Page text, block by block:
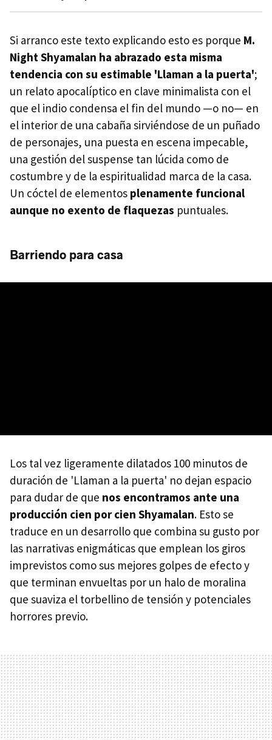
Si arranco este texto explicando esto es porque M.
Night Shyamalan ha abrazado esta misma
tendencia con su estimable 'Llaman a la puerta';
un relato apocalíptico en clave minimalista con el
que el indio condensa el fin del mundo —o no— en
el interior de una cabaña sirviéndose de un puñado
de personajes, una puesta en escena impecable,
una gestión del suspense tan lúcida como de
costumbre y de la espiritualidad marca de la casa.
Un cóctel de elementos plenamente funcional
aunque no exento de flaquezas puntuales.
Barriendo para casa
Los tal vez ligeramente dilatados 100 minutos de
duración de 'Llaman a la puerta' no dejan espacio
para dudar de que nos encontramos ante una
producción cien por cien Shyamalan. Esto se
traduce en un desarrollo que combina su gusto por
las narrativas enigmáticas que emplean los giros
imprevistos como sus mejores golpes de efecto y
que terminan envueltas por un halo de moralina
que suaviza el torbellino de tensión y potenciales
horrores previo.